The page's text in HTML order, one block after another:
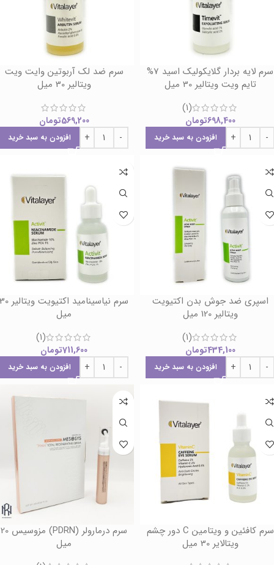
سرم لایه بردار گلایکولیک اسید 7%
تایم ویت ویتالیر 30 میل
(1)
698,400تومان
افزودن به سبد خرید
سرم ضد لک آربوتین وایت ویت
ویتالیر 30 میل
569,200تومان
افزودن به سبد خرید
اسپری ضد جوش بدن اکتیویت
ویتالیر 120 میل
(1)
434,100تومان
افزودن به سبد خرید
سرم نیاسینامید اکتیویت ویتالیر 30
میل
(1)
711,600تومان
افزودن به سبد خرید
سرم کافئین و ویتامین C دور چشم
ویتالایر 30 میل
سرم درمارولر (PDRN) مزوسیس 20
میل